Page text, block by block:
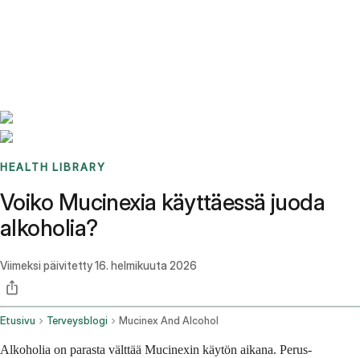
HEALTH LIBRARY
Voiko Mucinexia käyttäessä juoda
alkoholia?
Viimeksi päivitetty16. helmikuuta 2026
Etusivu Terveysblogi Mucinex And Alcohol
Alkoholia on parasta välttää Mucinexin käytön aikana. Perus-